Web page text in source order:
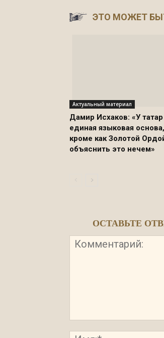
ЭТО МОЖЕТ
Актуальный материал
Дамир Исхаков: «У татар
единая языковая основа,
кроме как Золотой
объяснить это нечем»
ОСТАВЬТЕ